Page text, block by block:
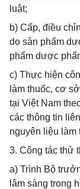
luật;
b) Cấp, điều
do sản phẩm
phẩm dược
c) Thực hiện
làm thuốc, cơ
tại Việt Nam
các thông tin
nguyên liệu làm
3. Công tác thử
a) Trình Bộ
lâm sàng trong